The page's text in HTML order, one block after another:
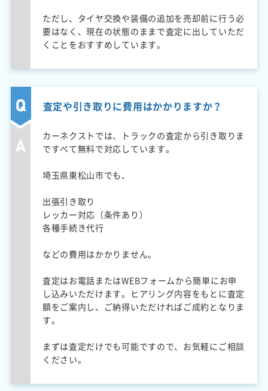
ただし、タイヤ交換や装備の追加を売却前に行う必
要はなく、現在の状態のままで査定に出していただ
くことをおすすめしています。
査定や引き取りに費用はかかりますか？
カーネクストでは、トラックの査定から引き取りま
ですべて無料で対応しています。
埼玉県東松山市でも、
出張引き取り
レッカー対応（条件あり）
各種手続き代行
などの費用はかかりません。
査定はお電話またはWEBフォームから簡単にお申
し込みいただけます。ヒアリング内容をもとに査定
額をご案内し、ご納得いただければご成約となりま
す。
まずは査定だけでも可能ですので、お気軽にご相談
ください。